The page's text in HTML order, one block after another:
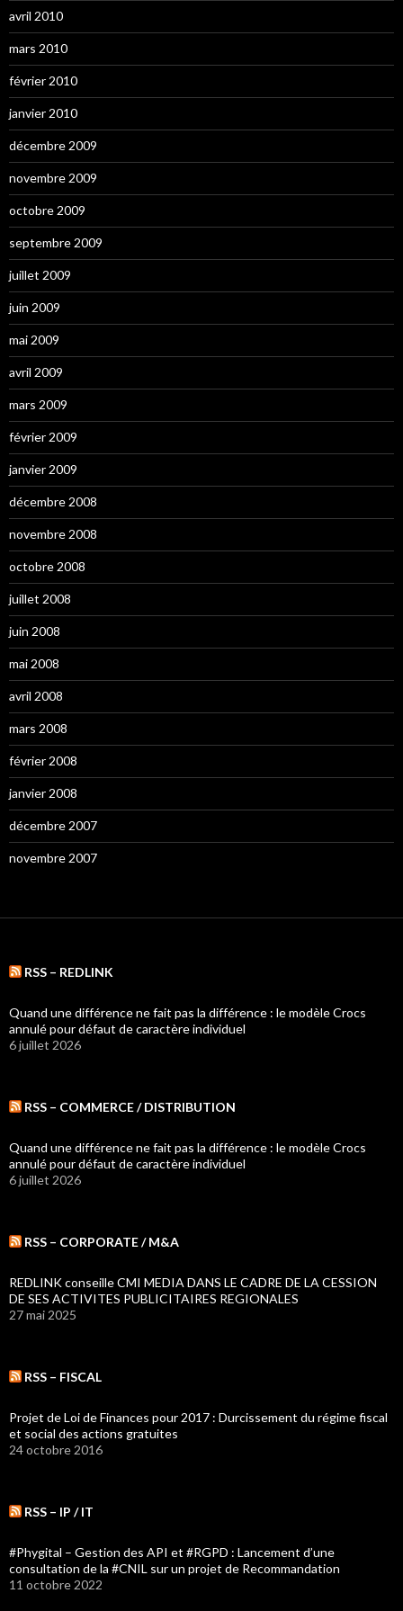
avril 2010
mars 2010
février 2010
janvier 2010
décembre 2009
novembre 2009
octobre 2009
septembre 2009
juillet 2009
juin 2009
mai 2009
avril 2009
mars 2009
février 2009
janvier 2009
décembre 2008
novembre 2008
octobre 2008
juillet 2008
juin 2008
mai 2008
avril 2008
mars 2008
février 2008
janvier 2008
décembre 2007
novembre 2007
RSS – REDLINK
Quand une différence ne fait pas la différence : le modèle Crocs
annulé pour défaut de caractère individuel
6 juillet 2026
RSS – COMMERCE / DISTRIBUTION
Quand une différence ne fait pas la différence : le modèle Crocs
annulé pour défaut de caractère individuel
6 juillet 2026
RSS – CORPORATE / M&A
REDLINK conseille CMI MEDIA DANS LE CADRE DE LA CESSION
DE SES ACTIVITES PUBLICITAIRES REGIONALES
27 mai 2025
RSS – FISCAL
Projet de Loi de Finances pour 2017 : Durcissement du régime fiscal
et social des actions gratuites
24 octobre 2016
RSS – IP / IT
#Phygital – Gestion des API et #RGPD : Lancement d’une
consultation de la #CNIL sur un projet de Recommandation
11 octobre 2022